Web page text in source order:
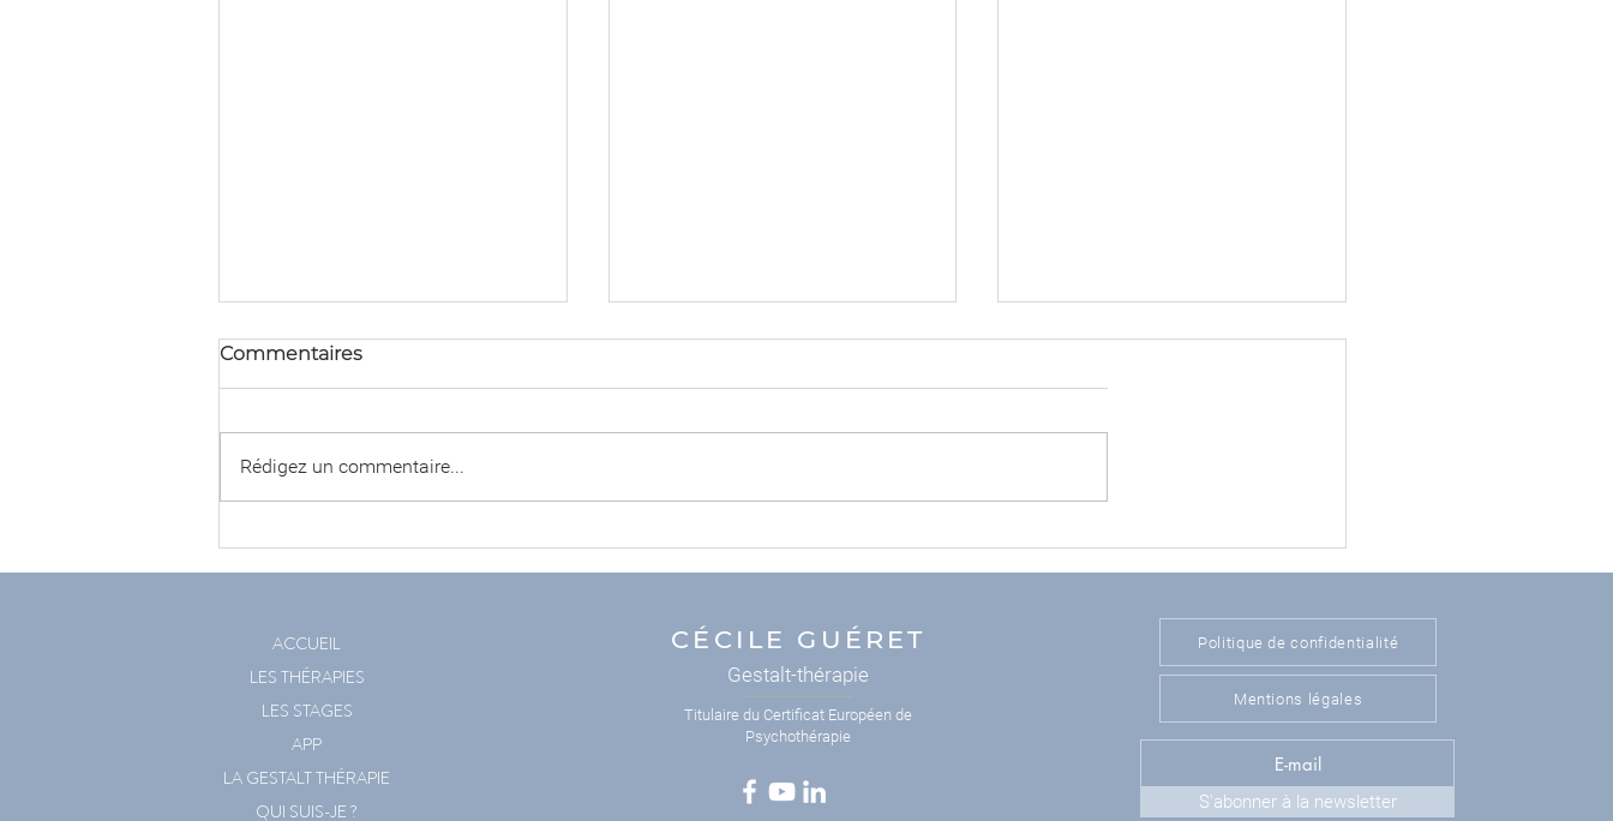
Commentaires
Rédigez un commentaire...
ACCUEIL
LES THÉRAPIES
LES STAGES
APP
LA GESTALT THÉRAPIE
QUI SUIS-JE ?
CÉCILE GUÉRET
Gestalt-thérapie
Titulaire du Certificat Européen de
Psychothérapie
Politique de confidentialité
Mentions légales
S'abonner à la newsletter